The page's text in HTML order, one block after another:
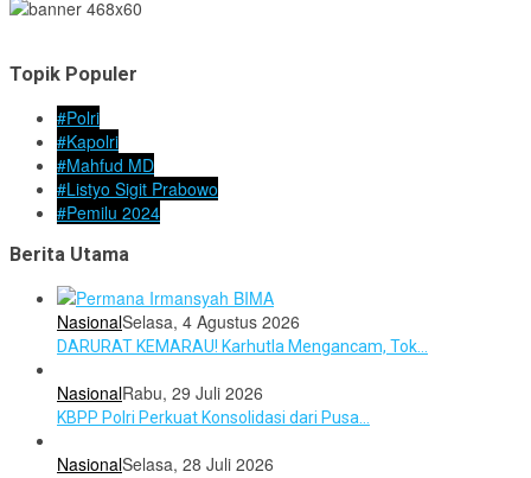
Topik Populer
#Polri
#Kapolri
#Mahfud MD
#Listyo Sigit Prabowo
#Pemilu 2024
Berita Utama
NasionalSelasa, 4 Agustus 2026
DARURAT KEMARAU! Karhutla Mengancam, Tok…
NasionalRabu, 29 Juli 2026
KBPP Polri Perkuat Konsolidasi dari Pusa…
NasionalSelasa, 28 Juli 2026